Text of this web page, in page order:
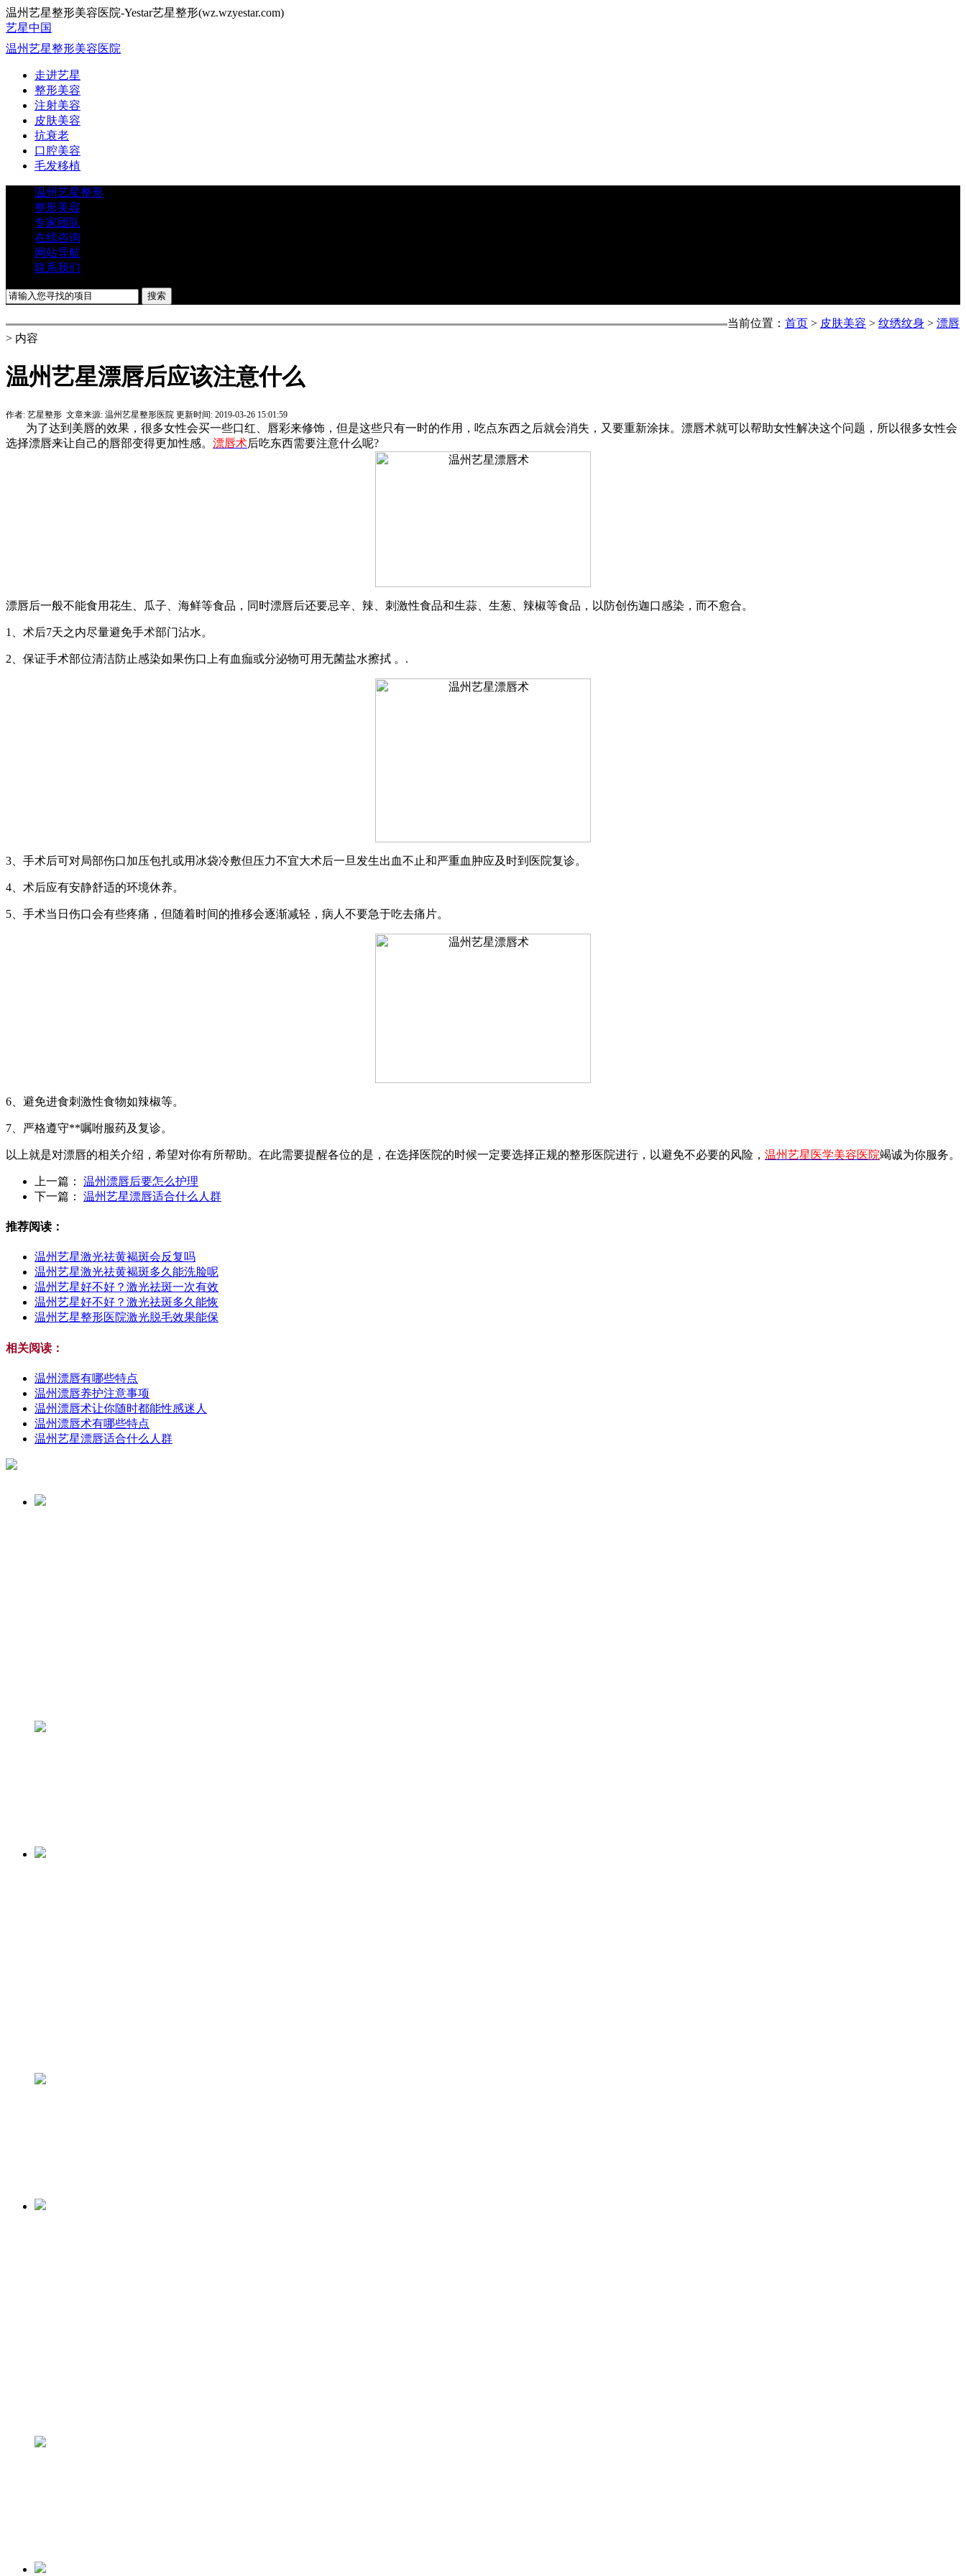
温州艺星整形美容医院-Yestar艺星整形(wz.wzyestar.com)
艺星中国
温州艺星整形美容医院
走进艺星
整形美容
注射美容
皮肤美容
抗衰老
口腔美容
毛发移植
温州艺星整形
整形美容
专家团队
在线咨询
网站导航
联系我们
当前位置： 首页 > 皮肤美容 > 纹绣纹身 > 漂唇
> 内容
温州艺星漂唇后应该注意什么
作者: 艺星整形 文章来源: 温州艺星整形医院 更新时间: 2019-03-26 15:01:59
为了达到美唇的效果，很多女性会买一些口红、唇彩来修饰，但是这些只有一时的作用，吃点东西之后就会消失，又要重新涂抹。漂唇术就可以帮助女性解决这个问题，所以很多女性会
选择漂唇来让自己的唇部变得更加性感。 漂唇术后吃东西需要注意什么呢?
漂唇后一般不能食用花生、瓜子、海鲜等食品，同时漂唇后还要忌辛、辣、刺激性食品和生蒜、生葱、辣椒等食品，以防创伤迦口感染，而不愈合。
1、术后7天之内尽量避免手术部门沾水。
2、保证手术部位清洁防止感染如果伤口上有血痂或分泌物可用无菌盐水擦拭 。.
3、手术后可对局部伤口加压包扎或用冰袋冷敷但压力不宜大术后一旦发生出血不止和严重血肿应及时到医院复诊。
4、术后应有安静舒适的环境休养。
5、手术当日伤口会有些疼痛，但随着时间的推移会逐渐减轻，病人不要急于吃去痛片。
6、避免进食刺激性食物如辣椒等。
7、严格遵守**嘱咐服药及复诊。
以上就是对漂唇的相关介绍，希望对你有所帮助。在此需要提醒各位的是，在选择医院的时候一定要选择正规的整形医院进行，以避免不必要的风险， 温州艺星医学美容医院竭诚为你服务。
上一篇：
温州漂唇后要怎么护理
下一篇：
温州艺星漂唇适合什么人群
推荐阅读：
温州艺星激光祛黄褐斑会反复吗
温州艺星激光祛黄褐斑多久能洗脸呢
温州艺星好不好？激光祛斑一次有效
温州艺星好不好？激光祛斑多久能恢
温州艺星整形医院激光脱毛效果能保
相关阅读：
温州漂唇有哪些特点
温州漂唇养护注意事项
温州漂唇术让你随时都能性感迷人
温州漂唇术有哪些特点
温州艺星漂唇适合什么人群